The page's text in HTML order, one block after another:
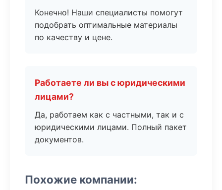
Конечно! Наши специалисты помогут
подобрать оптимальные материалы
по качеству и цене.
Работаете ли вы с юридическими
лицами?
Да, работаем как с частными, так и с
юридическими лицами. Полный пакет
документов.
Похожие компании: